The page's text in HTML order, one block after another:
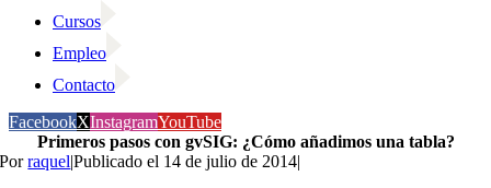
Cursos
Empleo
Contacto
FacebookXInstagramYouTube
Primeros pasos con gvSIG: ¿Cómo añadimos una tabla?
Porraquel|Publicado el 14 de julio de 2014|